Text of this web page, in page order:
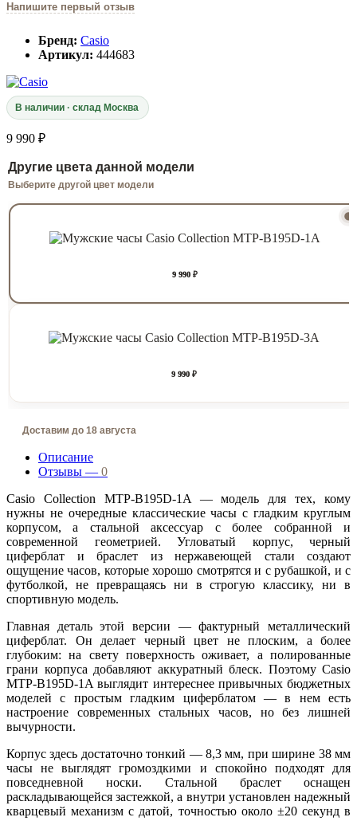
Напишите первый отзыв
Бренд: Casio
Артикул: 444683
В наличии · склад Москва
9 990 ₽
Другие цвета данной модели
Выберите другой цвет модели
9 990 ₽
9 990 ₽
Доставим до 18 августа
Описание
Отзывы — 0
Casio Collection MTP-B195D-1A — модель для тех, кому
нужны не очередные классические часы с гладким круглым
корпусом, а стальной аксессуар с более собранной и
современной геометрией. Угловатый корпус, черный
циферблат и браслет из нержавеющей стали создают
ощущение часов, которые хорошо смотрятся и с рубашкой, и с
футболкой, не превращаясь ни в строгую классику, ни в
спортивную модель.
Главная деталь этой версии — фактурный металлический
циферблат. Он делает черный цвет не плоским, а более
глубоким: на свету поверхность оживает, а полированные
грани корпуса добавляют аккуратный блеск. Поэтому Casio
MTP-B195D-1A выглядит интереснее привычных бюджетных
моделей с простым гладким циферблатом — в нем есть
настроение современных стальных часов, но без лишней
вычурности.
Корпус здесь достаточно тонкий — 8,3 мм, при ширине 38 мм
часы не выглядят громоздкими и спокойно подходят для
повседневной носки. Стальной браслет оснащен
раскладывающейся застежкой, а внутри установлен надежный
кварцевый механизм с датой, точностью около ±20 секунд в